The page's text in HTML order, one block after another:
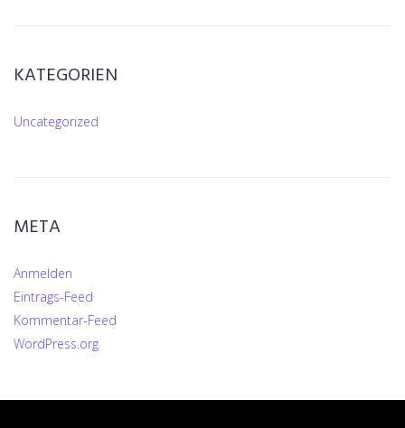
KATEGORIEN
Uncategorized
META
Anmelden
Eintrags-Feed
Kommentar-Feed
WordPress.org